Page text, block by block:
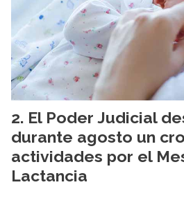
El Poder Judicial
durante agosto un
actividades por el
Lactancia